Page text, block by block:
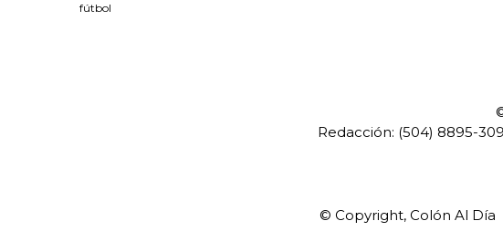
fútbol
Redacción: (504) 8895-
© Copyright, Colón Al